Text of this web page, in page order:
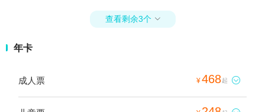
查看剩余3个 
年卡
成人票 ¥468起 